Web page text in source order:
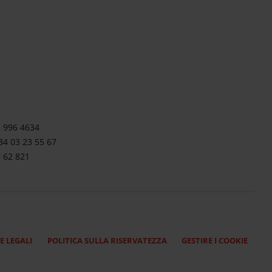
996 4634
03 23 55 67
821
LEGALI POLITICA SULLA RISERVATEZZA GESTIRE I COOKIE